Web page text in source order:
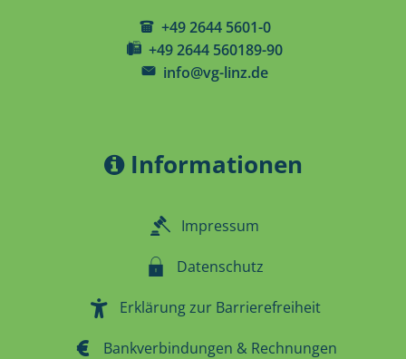
+49 2644 5601-0
+49 2644 560189-90
info@vg-linz.de
Informationen
Impressum
Datenschutz
Erklärung zur Barrierefreiheit
Bankverbindungen & Rechnungen